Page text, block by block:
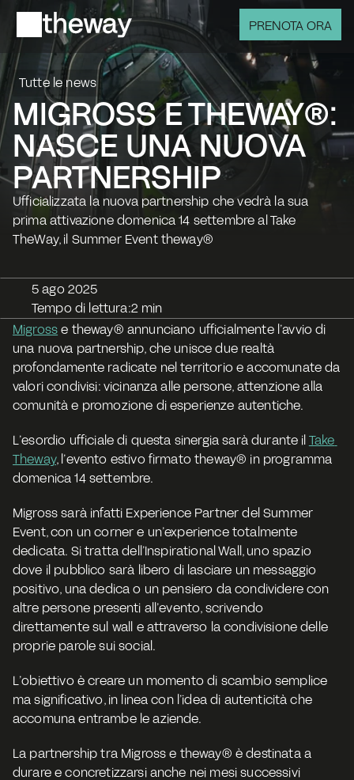
Tutte le news
MIGROSS E THEWAY®:
NASCE UNA NUOVA
PARTNERSHIP
Ufficializzata la nuova partnership che vedrà la sua
prima attivazione domenica 14 settembre al Take
TheWay, il Summer Event theway®
5 ago 2025
Tempo di lettura:2 min
Migross e theway® annunciano ufficialmente l’avvio di
una nuova partnership, che unisce due realtà
profondamente radicate nel territorio e accomunate da
valori condivisi: vicinanza alle persone, attenzione alla
comunità e promozione di esperienze autentiche.
L’esordio ufficiale di questa sinergia sarà durante il Take
Theway
domenica 14 settembre.
Migross sarà infatti Experience Partner del Summer
Event, con un corner e un’experience totalmente
dedicata. Si tratta dell’Inspirational Wall, uno spazio
dove il pubblico sarà libero di lasciare un messaggio
positivo, una dedica o un pensiero da condividere con
altre persone presenti all’evento, scrivendo
direttamente sul wall e attraverso la condivisione delle
proprie parole sui social.
L’obiettivo è creare un momento di scambio semplice
ma significativo, in linea con l’idea di autenticità che
accomuna entrambe le aziende.
La partnership tra Migross e theway® è destinata a
durare e concretizzarsi anche nei mesi successivi
PRENOTA ORA